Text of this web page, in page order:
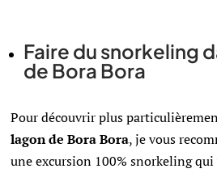
Faire du snorkeling
de Bora Bora
Pour découvrir plus
lagon de Bora Bora, je vous
une excursion 100% snorkeling